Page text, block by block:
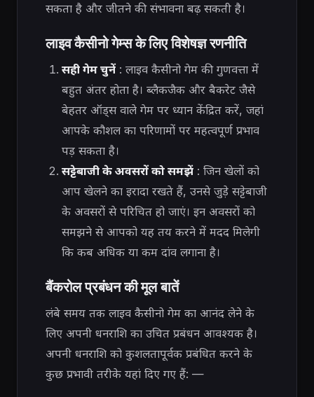
सकता है और जीतने की संभावना बढ़ सकती है।
लाइव कैसीनो गेम्स के लिए विशेषज्ञ रणनीति
सही गेम चुनें: लाइव कैसीनो गेम की गुणवत्ता में
बहुत अंतर होता है। ब्लैकजैक और बैकरेट जैसे
बेहतर ऑड्स वाले गेम पर ध्यान केंद्रित करें, जहां
आपके कौशल का परिणामों पर महत्वपूर्ण प्रभाव
पड़ सकता है।
सट्टेबाजी के अवसरों को समझें: जिन खेलों को
आप खेलने का इरादा रखते हैं, उनसे जुड़े सट्टेबाजी
के अवसरों से परिचित हो जाएं। इन अवसरों को
समझने से आपको यह तय करने में मदद मिलेगी
कि कब अधिक या कम दांव लगाना है।
बैंकरोल प्रबंधन की मूल बातें
लंबे समय तक लाइव कैसीनो गेम का आनंद लेने के
लिए अपनी धनराशि का उचित प्रबंधन आवश्यक है।
अपनी धनराशि को कुशलतापूर्वक प्रबंधित करने के
कुछ प्रभावी तरीके यहां दिए गए हैं: —